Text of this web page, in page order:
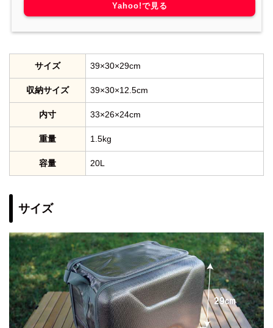
Yahoo!で見る
サイズ 39×30×29cm
収納サイズ 39×30×12.5cm
内寸 33×26×24cm
重量 1.5kg
容量 20L
サイズ